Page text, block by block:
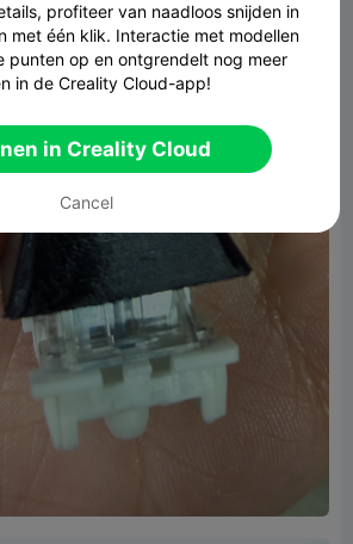
profiteer van naadloos snijden in
met één klik. Interactie met modellen
punten op en ontgrendelt nog meer
in de Creality Cloud-app!
in Creality Cloud
Cancel